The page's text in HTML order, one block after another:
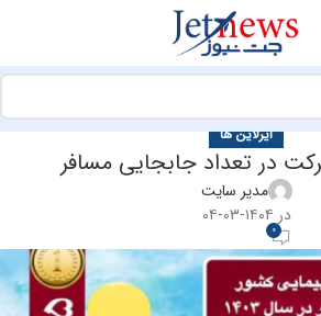
ایرلاین ها
در تعداد جابجایی مسافر
مدیر سایت
در ۱۴۰۴-۰۳-۰۴
0